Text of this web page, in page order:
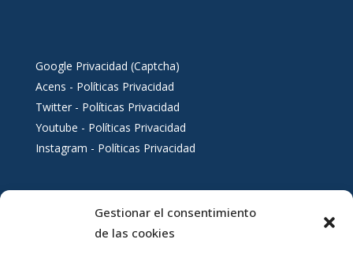
Gestionar el consentimiento
de las cookies
Google Privacidad (Captcha)
Acens - Políticas Privacidad
Twitter - Políticas Privacidad
Youtube - Políticas Privacidad
Instagram - Políticas Privacidad
Servicios al ciudadano